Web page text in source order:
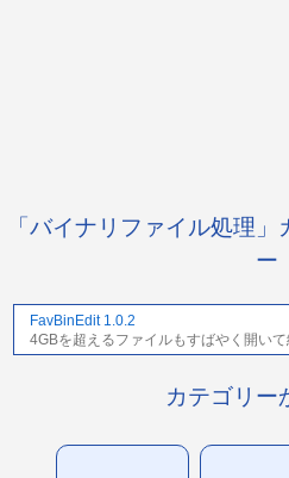
「バイナリファイル処理
ー
FavBinEdit 1.0.2
4GBを超えるファイルもすばやく開い
カテゴリー